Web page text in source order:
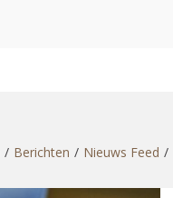
Berichten Nieuws Feed